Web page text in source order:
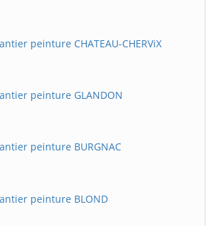
peinture CHATEAU-CHERViX
peinture GLANDON
peinture BURGNAC
peinture BLOND